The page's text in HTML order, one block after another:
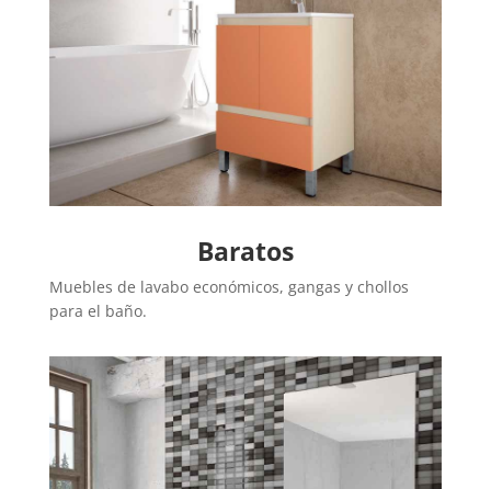
Baratos
Muebles de lavabo económicos, gangas y chollos
para el baño.